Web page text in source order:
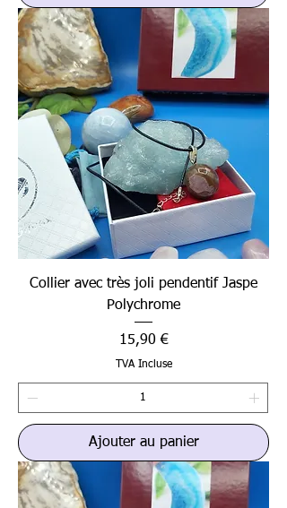
Collier avec très joli pendentif Jaspe
Polychrome
Prix
15,90 €
TVA Incluse
Ajouter au panier